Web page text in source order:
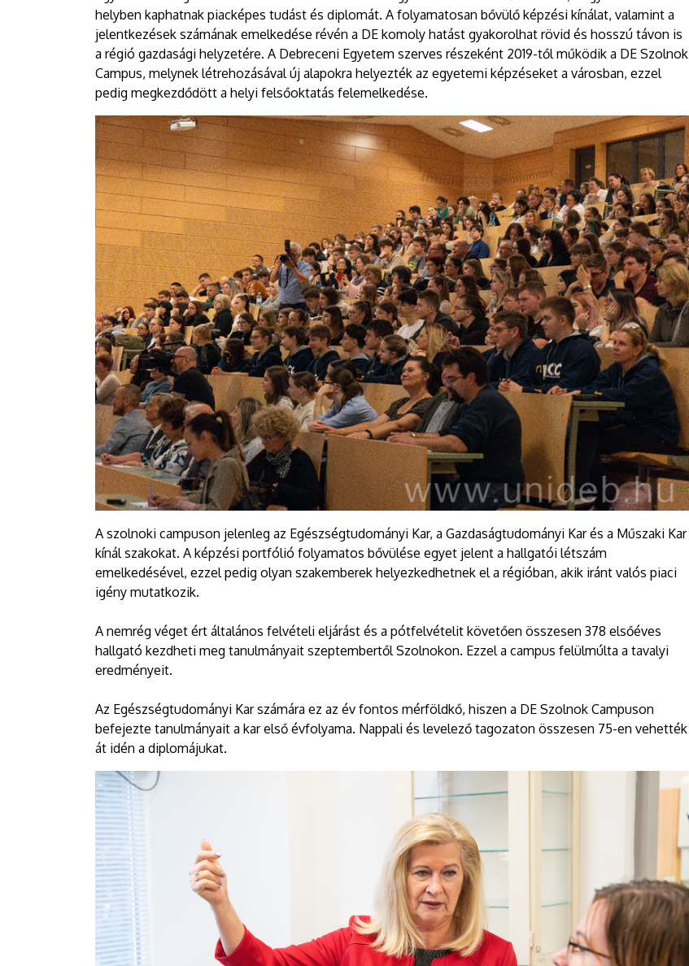
helyben kaphatnak piacképes tudást és diplomát. A folyamatosan bővülő képzési kínálat, valamint a
jelentkezések számának emelkedése révén a DE komoly hatást gyakorolhat rövid és hosszú távon is
a régió gazdasági helyzetére. A Debreceni Egyetem szerves részeként 2019-től működik a DE Szolnok
Campus, melynek létrehozásával új alapokra helyezték az egyetemi képzéseket a városban, ezzel
pedig megkezdődött a helyi felsőoktatás felemelkedése.
A szolnoki campuson jelenleg az Egészségtudományi Kar, a Gazdaságtudományi Kar és a Műszaki Kar
kínál szakokat. A képzési portfólió folyamatos bővülése egyet jelent a hallgatói létszám
emelkedésével, ezzel pedig olyan szakemberek helyezkedhetnek el a régióban, akik iránt valós piaci
igény mutatkozik.
A nemrég véget ért általános felvételi eljárást és a pótfelvételit követően összesen 378 elsőéves
hallgató kezdheti meg tanulmányait szeptembertől Szolnokon. Ezzel a campus felülmúlta a tavalyi
eredményeit.
Az Egészségtudományi Kar számára ez az év fontos mérföldkő, hiszen a DE Szolnok Campuson
befejezte tanulmányait a kar első évfolyama. Nappali és levelező tagozaton összesen 75-en vehették
át idén a diplomájukat.